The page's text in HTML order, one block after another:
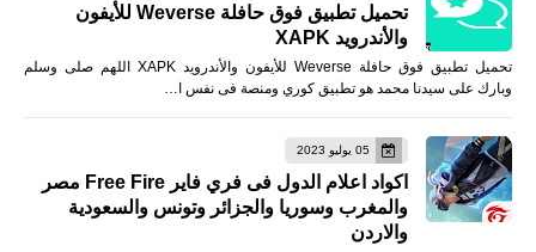
تحميل تطبيق فوق حافلة Weverse للأيفون
والأندرويد XAPK
تحميل تطبيق فوق حافلة Weverse للأيفون والأندرويد XAPK اللهم صلى وسلم
وبارك على سيدنا محمد هو تطبيق كوري ومنصة فى نفس ا…
05 يوليو 2023
اكواد اعلام الدول فى فري فاير Free Fire مصر
والمغرب وسوريا والجزائر وتونس والسعودية
والاردن